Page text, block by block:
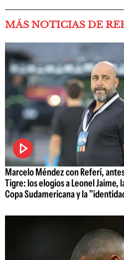
MÁS NOTICIAS DE
Marcelo Méndez con Referí,
Tigre: los elogios a Leonel
Copa Sudamericana y la